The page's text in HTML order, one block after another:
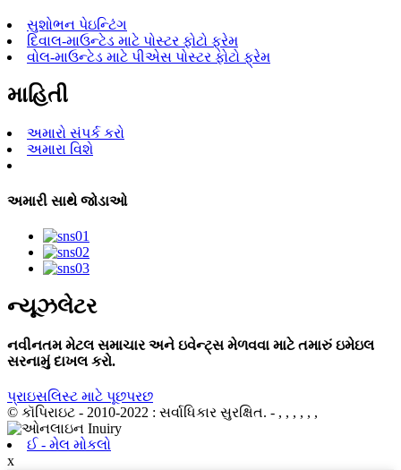
સુશોભન પેઇન્ટિંગ
દિવાલ-માઉન્ટેડ માટે પોસ્ટર ફોટો ફ્રેમ
વોલ-માઉન્ટેડ માટે પીએસ પોસ્ટર ફોટો ફ્રેમ
માહિતી
અમારો સંપર્ક કરો
અમારા વિશે
અમારી સાથે જોડાઓ
ન્યૂઝલેટર
નવીનતમ મેટલ સમાચાર અને ઇવેન્ટ્સ મેળવવા માટે તમારું ઇમેઇલ
સરનામું દાખલ કરો.
પ્રાઇસલિસ્ટ માટે પૂછપરછ
© કૉપિરાઇટ - 2010-2022 : સર્વાધિકાર સુરક્ષિત. - , , , , , ,
ઈ - મેલ મોકલો
x